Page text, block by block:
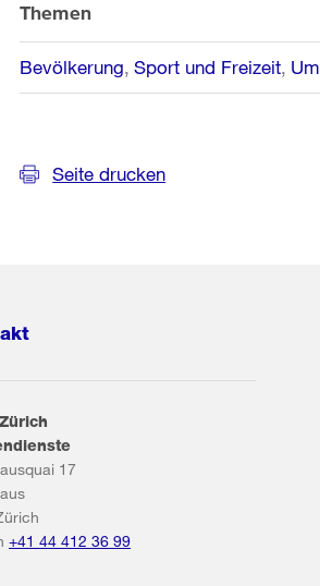
Themen
Bevölkerung Sport und Freizeit
Seite drucken
17
+41 44 412 36 99